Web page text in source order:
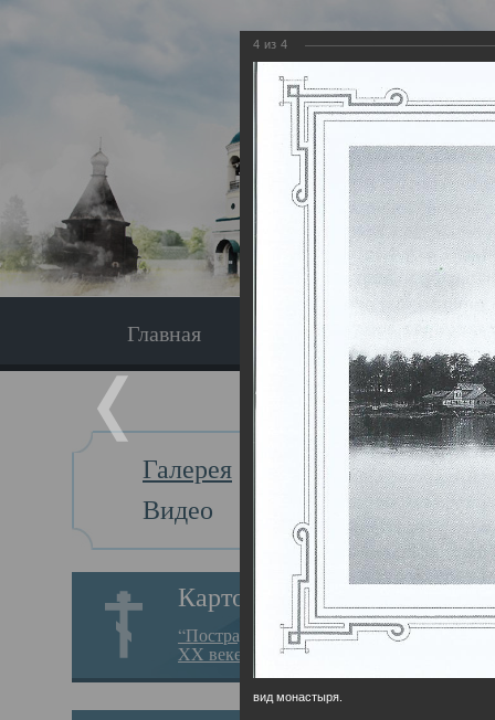
Главная Экскурсия
Галерея
Видео
Картотека
“Пострадавшие за веру в
XX веке на Севере”
Главная
4 из 4
вид монастыря.